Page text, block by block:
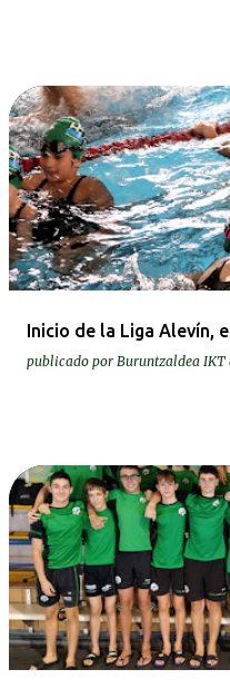
Inicio de la Liga Alevín,
publicado por Buruntzaldea IKT